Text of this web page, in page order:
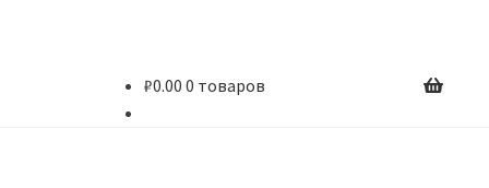
₽0.00 0 товаров